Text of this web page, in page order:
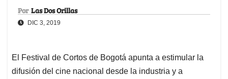
Por Las Dos Orillas
DIC 3, 2019
El Festival de Cortos de Bogotá apunta a estimular la
difusión del cine nacional desde la industria y a